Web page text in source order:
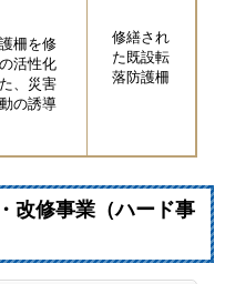
柵を修
活性化
、災害
の誘導
修繕され
た既設転
落防護柵
改修事業（ハード事